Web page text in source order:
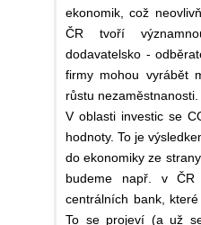
ekonomik, což
ČR tvoří
dodavatelsko -
firmy mohou vyrábět
růstu nezaměstnanosti.
V oblasti investic se
hodnoty. To je
do ekonomiky ze
budeme např. v
centrálních bank,
To se projeví (a už